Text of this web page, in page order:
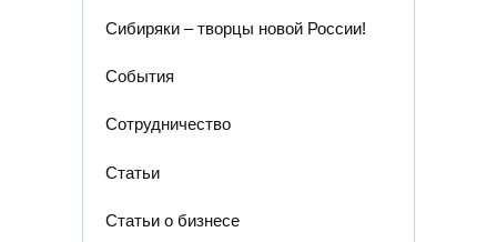
Сибиряки – творцы новой России!
События
Сотрудничество
Статьи
Статьи о бизнесе